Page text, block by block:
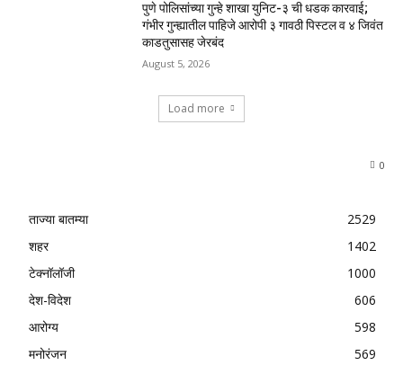
पुणे पोलिसांच्या गुन्हे शाखा युनिट-३ ची धडक कारवाई;
गंभीर गुन्ह्यातील पाहिजे आरोपी ३ गावठी पिस्टल व ४ जिवंत
काडतुसासह जेरबंद
August 5, 2026
Load more
0
ताज्या बातम्या
2529
शहर
1402
टेक्नॉलॉजी
1000
देश-विदेश
606
आरोग्य
598
मनोरंजन
569